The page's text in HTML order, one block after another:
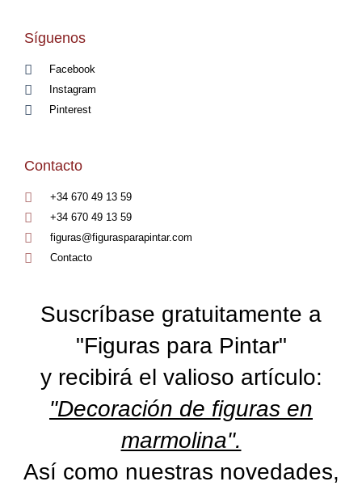
Síguenos
Facebook
Instagram
Pinterest
Contacto
+34 670 49 13 59
+34 670 49 13 59
figuras@figurasparapintar.com
Contacto
Suscríbase gratuitamente a
"Figuras para Pintar"
y recibirá el valioso artículo:
"Decoración de figuras en
marmolina".
Así como nuestras novedades,